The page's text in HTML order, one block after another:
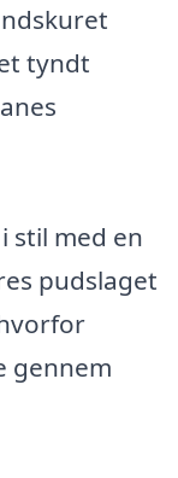
tyndt
stil med en
pudslaget
gennem